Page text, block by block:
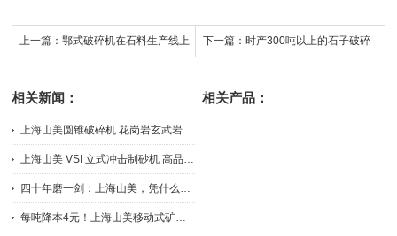
上一篇： 鄂式破碎机在石料生产线上 下一篇： 时产300吨以上的石子破碎
相关新闻：
上海山美圆锥破碎机 花岗岩玄武岩中细碎破碎机
2026-07-31上海山美 VSI 立式冲击制砂机 高品质机制砂整形设备
2026-07-31
四十年磨一剑：上海山美，凭什么成为行业“三好生”
2026-07-20
每吨降本4元！上海山美移动式矿山处理工艺如何助力企业逆势增长
相关产品：